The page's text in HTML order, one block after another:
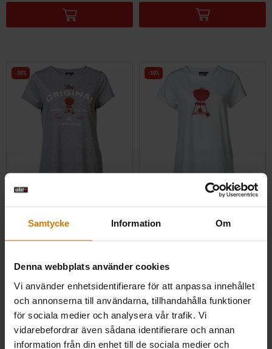
Samtycke Information Om
Denna webbplats använder cookies
Vi använder enhetsidentifierare för att anpassa innehållet
och annonserna till användarna, tillhandahålla funktioner
för sociala medier och analysera vår trafik. Vi
vidarebefordrar även sådana identifierare och annan
information från din enhet till de sociala medier och
Color Options Color Options
-30%
Pris reducerat från
kr 299,00till
inkl. moms ex. fraktomkostnader
Color Options
-30%
0.0 (0)
inkl. moms ex. fraktomkostnader
Color Options